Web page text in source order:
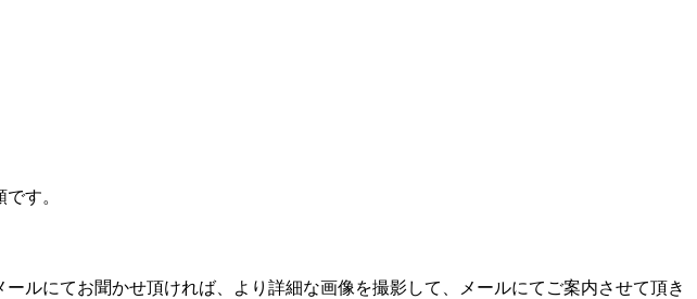
す。
ルにてお聞かせ頂ければ、より詳細な画像を撮影して、メールにてご案内させて頂き